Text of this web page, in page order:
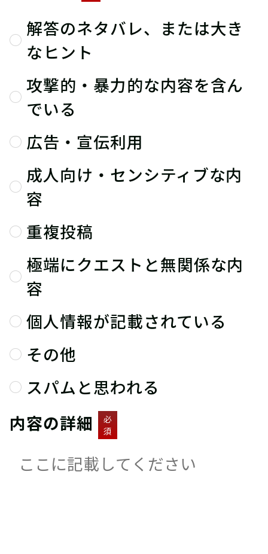
解答のネタバレ、または大き
なヒント
攻撃的・暴力的な内容を含ん
でいる
広告・宣伝利用
成人向け・センシティブな内
容
重複投稿
極端にクエストと無関係な内
容
個人情報が記載されている
その他
スパムと思われる
内容の詳細
必
須